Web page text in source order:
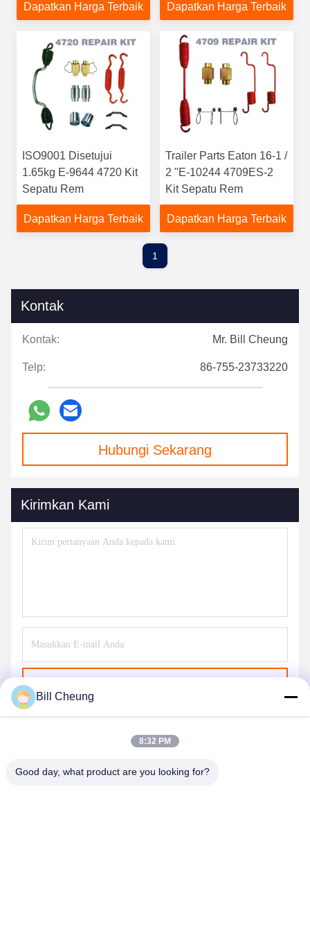
Dapatkan Harga Terbaik
Dapatkan Harga Terbaik
ISO9001 Disetujui
1.65kg E-9644 4720 Kit
Sepatu Rem
Dapatkan Harga Terbaik
Trailer Parts Eaton 16-1 /
2 "E-10244 4709ES-2
Kit Sepatu Rem
Dapatkan Harga Terbaik
1
Kontak
Kontak: Mr. Bill Cheung
Telp: 86-755-23733220
Hubungi Sekarang
Kirimkan Kami
Bill Cheung
8:32 PM
Good day, what product are you looking for?